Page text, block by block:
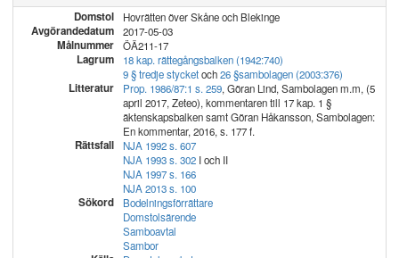
Domstol Hovrätten över Skåne och Blekinge
Avgörandedatum 2017-05-03
Målnummer ÖÄ211-17
Lagrum 18 kap. rättegångsbalken (1942:740)
9 § tredje stycketoch26 §sambolagen (2003:376)
Litteratur Prop. 1986/87:1 s. 259, Göran Lind, Sambolagen m.m, (5
april 2017, Zeteo), kommentaren till 17 kap. 1 §
äktenskapsbalken samt Göran Håkansson, Sambolagen:
En kommentar, 2016, s. 177 f.
Rättsfall
NJA 1992 s. 607
NJA 1993 s. 302 I och II
NJA 1997 s. 166
NJA 2013 s. 100
Sökord
Bodelningsförrättare
Domstolsärende
Samboavtal
Sambor